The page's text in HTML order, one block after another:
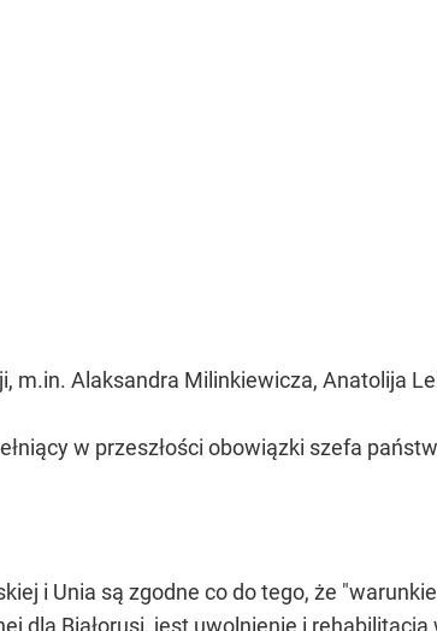
m.in. Alaksandra Milinkiewicza, Anatolija
w przeszłości obowiązki szefa
i Unia są zgodne co do tego, że
dla Białorusi, jest uwolnienie i